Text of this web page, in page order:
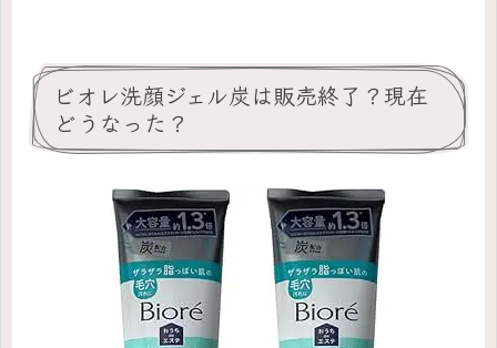
ビオレ洗顔ジェル炭は販売終了？現在
どうなった？